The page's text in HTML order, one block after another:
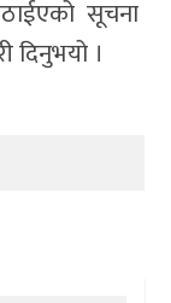
सूचना
दिनुभयो ।